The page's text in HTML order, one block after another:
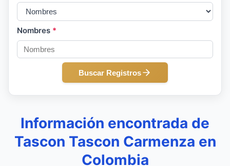
Nombres *
Buscar Registros
Información encontrada de
Tascon Tascon Carmenza en
Colombia